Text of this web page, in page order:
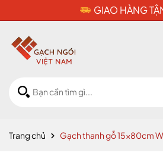
Trang chủ Gạch thanh gỗ 15x80cm